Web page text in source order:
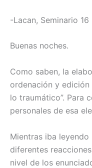
-Lacan, Seminario
Buenas noches.
Como saben, la
ordenación y
lo traumático”. Para
personales de esa
Mientras iba
diferentes
nivel de los